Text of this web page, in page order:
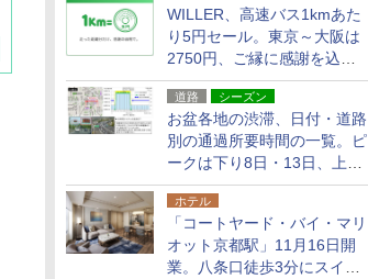
WILLER、高速バス1kmあた
り5円セール。東京～大阪は
2750円、ご縁に感謝を込め
た20周年記念キャンペーン
道路 シーズン
お盆各地の渋滞、日付・道路
別の通過所要時間の一覧。ピ
ークは下り8日・13日、上り
14日・15日
ホテル
「コートヤード・バイ・マリ
オット京都駅」11月16日開
業。八条口徒歩3分にスイー